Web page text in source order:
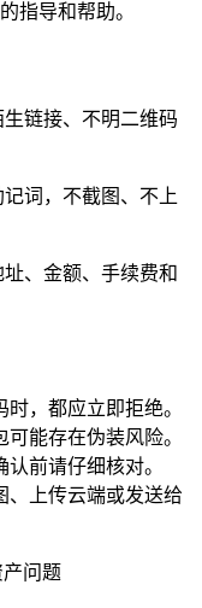
指导和帮助。
链接、不明二维码
词，不截图、不上
、金额、手续费和
，都应立即拒绝。
能存在伪装风险。
前请仔细核对。
、上传云端或发送给
产问题